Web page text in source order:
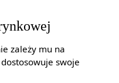
zależy mu na
swoje